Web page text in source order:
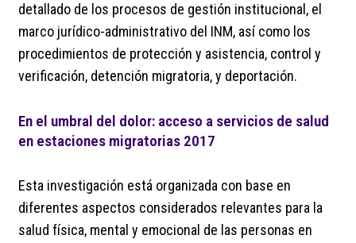
detallado de los procesos de gestión institucional, el
marco jurídico-administrativo del INM, así como los
procedimientos de protección y asistencia, control y
verificación, detención migratoria, y deportación.
En el umbral del dolor: acceso a servicios de salud
en estaciones migratorias 2017
Esta investigación está organizada con base en
diferentes aspectos considerados relevantes para la
salud física, mental y emocional de las personas en